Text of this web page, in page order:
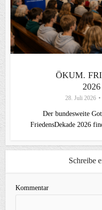
ÖKUM.
28. Juli 2026
Der bundesweite
FriedensDekade 2026
Schreibe
Kommentar